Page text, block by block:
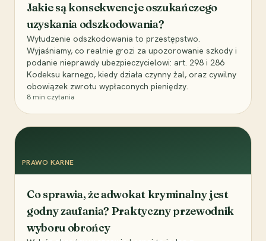
Jakie są konsekwencje oszukańczego
uzyskania odszkodowania?
Wyłudzenie odszkodowania to przestępstwo.
Wyjaśniamy, co realnie grozi za upozorowanie szkody i
podanie nieprawdy ubezpieczycielowi: art. 298 i 286
Kodeksu karnego, kiedy działa czynny żal, oraz cywilny
obowiązek zwrotu wypłaconych pieniędzy.
8 min czytania
PRAWO KARNE
Co sprawia, że adwokat kryminalny jest
godny zaufania? Praktyczny przewodnik
wyboru obrońcy